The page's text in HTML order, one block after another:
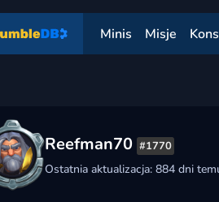
Minis Misje
Reefman70 #1770
Ostatnia aktualizacja: 884 dni